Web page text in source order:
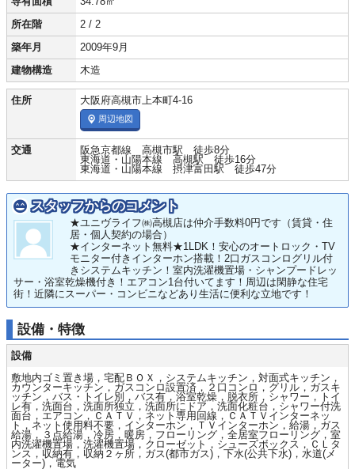
所在階 2 / 2
築年月 2009年9月
建物構造 木造
住所 大阪府高槻市上本町4-16
周辺地図
交通
阪急京都線 高槻市駅 徒歩8分
東海道・山陽本線 高槻駅 徒歩16分
東海道・山陽本線 摂津富田駅 徒歩47分
スタッフからのコメント
★ユニヴライフ㈱高槻店は仲介手数料0円です（賃貸・住
居・個人契約の場合）
★インターネット無料★1LDK！安心のオートロック・TV
モニター付きインターホン搭載！2口ガスコンログリル付
きシステムキッチン！室内洗濯機置場・シャンプードレッ
サー・浴室乾燥機付き！エアコン1台付いてます！周辺は閑静な住宅
街！近隣にスーパー・コンビニなどあり生活に便利な立地です！
設備・特徴
設備
敷地内ゴミ置き場，宅配ＢＯＸ，システムキッチン，対面式キッチン，
カウンターキッチン，ガスコンロ設置済，２口コンロ，グリル，ガスキ
ッチン，バス・トイレ別，バス有，浴室乾燥，脱衣所，シャワー，トイ
レ有，洗面台，洗面所独立，洗面所にドア，洗面化粧台，シャワー付洗
面台，エアコン，ＣＡＴＶ，ネット専用回線，ＣＡＴＶインターネッ
ト，ネット使用料不要，インターホン，ＴＶインターホン，給湯，ガス
給湯，３点給湯，冷房，暖房，フローリング，全居室フローリング，室
内洗濯機置場，洗濯機置場，クローゼット，シューズボックス，ＣＬタ
ンス，収納有，収納２ヶ所，ガス(都市ガス)，下水(公共下水)，水道(メ
ーター)，電気